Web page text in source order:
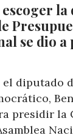
se dio a
diputado
presidir la